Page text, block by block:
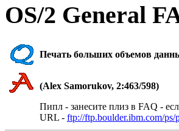
OS/2 General
Печать больших объемов
(Alex Samorukov, 2:463/598)
Пипл - занесите плиз в FAQ -
URL - ftp://ftp.boulder.ibm.com/ps/